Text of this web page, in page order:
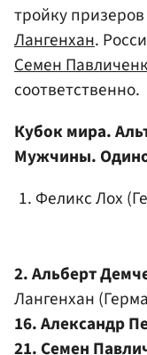
тройку
Лангенхан.
Семен
соответственно.
Кубок мира.
Мужчины.
Феликс Лох
2. Альберт
Лангенхан
16. Александр
21. Семен